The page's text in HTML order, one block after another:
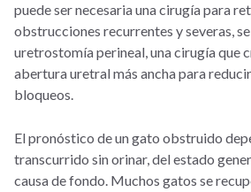
puede ser necesaria una cirugía para
obstrucciones recurrentes y severas,
uretrostomía perineal, una cirugía que
abertura uretral más ancha para
bloqueos.
El pronóstico de un gato obstruido
transcurrido sin orinar, del estado
causa de fondo. Muchos gatos se